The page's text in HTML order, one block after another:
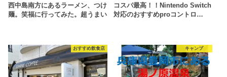
西中島南方にあるラーメン、つけ
麺。笑福に行ってみた。超うまい
コスパ最高！！Nintendo Switch
対応のおすすめproコントロ…
おすすめ飲食店 キャンプ